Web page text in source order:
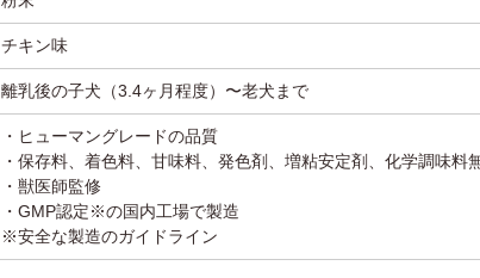
チキン味
離乳後の子犬（3.4ヶ月程度）〜老犬まで
・ヒューマングレードの品質
・保存料、着色料、甘味料、発色剤、増粘安定剤、化学調味料
・獣医師監修
・GMP認定※の国内工場で製造
※安全な製造のガイドライン